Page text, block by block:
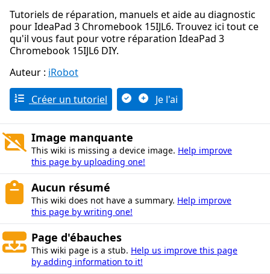
Tutoriels de réparation, manuels et aide au diagnostic
pour IdeaPad 3 Chromebook 15IJL6. Trouvez ici tout ce
qu'il vous faut pour votre réparation IdeaPad 3
Chromebook 15IJL6 DIY.
Auteur : iRobot
Créer un tutoriel Je l'ai
Image manquante
This wiki is missing a device image. Help improve
this page by uploading one!
Aucun résumé
This wiki does not have a summary. Help improve
this page by writing one!
Page d'ébauches
This wiki page is a stub. Help us improve this page
by adding information to it!